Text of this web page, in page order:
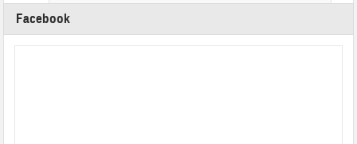
Facebook